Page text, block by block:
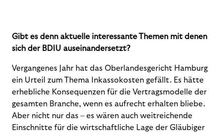
Gibt es denn aktuelle interessante Themen mit denen
sich der BDIU auseinandersetzt?
Vergangenes Jahr hat das Oberlandesgericht Hamburg
ein Urteil zum Thema Inkassokosten gefällt. Es hätte
erhebliche Konsequenzen für die Vertragsmodelle der
gesamten Branche, wenn es aufrecht erhalten bliebe.
Aber nicht nur das – es wären auch weitreichende
Einschnitte für die wirtschaftliche Lage der Gläubiger